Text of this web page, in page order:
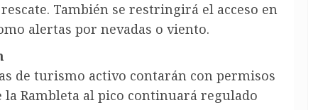
También se restringirá el acceso en
alertas por nevadas o viento.
de turismo activo contarán con permisos
la Rambleta al pico continuará regulado